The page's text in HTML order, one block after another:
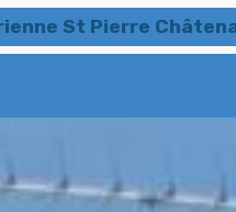
St Pierre